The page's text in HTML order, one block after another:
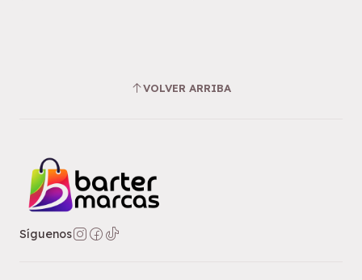
VOLVER ARRIBA
Síguenos